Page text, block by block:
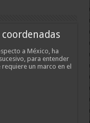
a México, ha
para entender
un marco en el